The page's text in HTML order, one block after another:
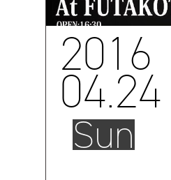
2016
04.24
Sun